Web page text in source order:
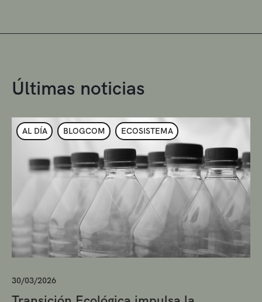
Últimas noticias
AL DÍA BLOGCOM ECOSISTEMA
30/03/2026